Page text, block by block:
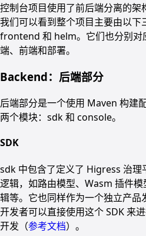
控制台项目使用了前后端分离的架
我们可以看到整个项目主要由以下
frontend 和 helm。它们也分别对
端、前端和部署。
Backend：后端部分
后端部分是一个使用 Maven 构建
两个模块：sdk 和 console。
SDK
sdk 中包含了定义了 Higress 治理
逻辑，如路由模型、Wasm 插件
辑等。它也同样作为一个独立产品
开发者可以直接使用这个 SDK 来
开发（参考文档）。